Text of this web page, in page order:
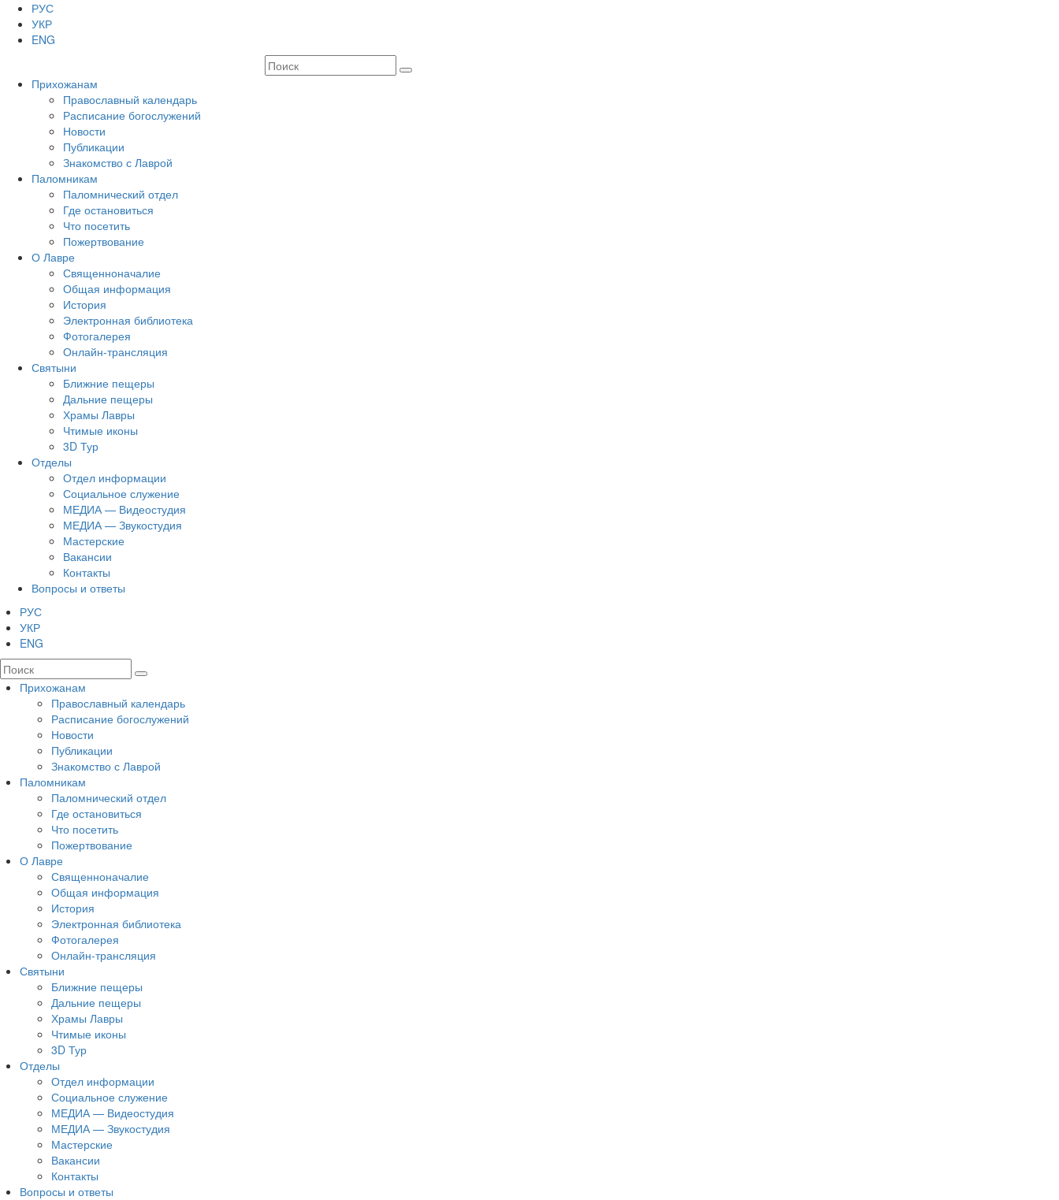
РУС
УКР
ENG
Прихожанам
Православный календарь
Расписание богослужений
Новости
Публикации
Знакомство с Лаврой
Паломникам
Паломнический отдел
Где остановиться
Что посетить
Пожертвование
О Лавре
Священноначалие
Общая информация
История
Электронная библиотека
Фотогалерея
Онлайн-трансляция
Святыни
Ближние пещеры
Дальние пещеры
Храмы Лавры
Чтимые иконы
3D Тур
Отделы
Отдел информации
Социальное служение
МЕДИА — Видеостудия
МЕДИА — Звукостудия
Мастерские
Вакансии
Контакты
Вопросы и ответы
РУС
УКР
ENG
Прихожанам
Православный календарь
Расписание богослужений
Новости
Публикации
Знакомство с Лаврой
Паломникам
Паломнический отдел
Где остановиться
Что посетить
Пожертвование
О Лавре
Священноначалие
Общая информация
История
Электронная библиотека
Фотогалерея
Онлайн-трансляция
Святыни
Ближние пещеры
Дальние пещеры
Храмы Лавры
Чтимые иконы
3D Тур
Отделы
Отдел информации
Социальное служение
МЕДИА — Видеостудия
МЕДИА — Звукостудия
Мастерские
Вакансии
Контакты
Вопросы и ответы